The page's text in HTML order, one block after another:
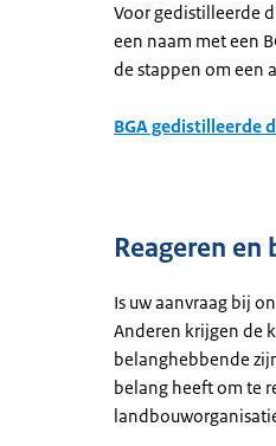
Voor gedistilleerde
een naam met een
de stappen om een
BGA gedistilleerde
Reageren en
Is uw aanvraag bij
Anderen krijgen de
belanghebbende
belang heeft om te